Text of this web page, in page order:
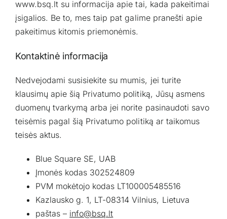
www.bsq.lt su informacija apie tai, kada pakeitimai
įsigalios. Be to, mes taip pat galime pranešti apie
pakeitimus kitomis priemonėmis.
Kontaktinė informacija
Nedvejodami susisiekite su mumis, jei turite
klausimų apie šią Privatumo politiką, Jūsų asmens
duomenų tvarkymą arba jei norite pasinaudoti savo
teisėmis pagal šią Privatumo politiką ar taikomus
teisės aktus.
Blue Square SE, UAB
Įmonės kodas 302524809
PVM mokėtojo kodas LT100005485516
Kazlausko g. 1, LT-08314 Vilnius, Lietuva
paštas – info@bsq.lt